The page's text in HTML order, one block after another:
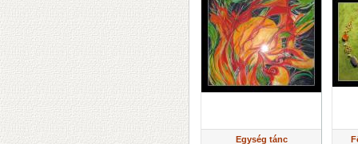
Egység tánc